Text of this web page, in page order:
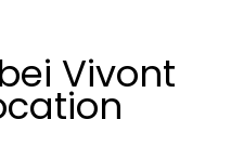
Vivont